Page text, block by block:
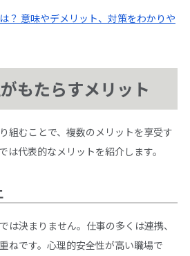
？ 意味やデメリット、対策をわかりや
もたらすメリット
組むことで、複数のメリットを享受す
は代表的なメリットを紹介します。
は決まりません。仕事の多くは連携、
ねです。心理的安全性が高い職場で